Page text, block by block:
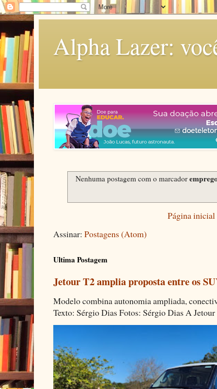
Alpha Lazer:
Nenhuma postagem com o marcador
Página inicial
Assinar: Postagens (Atom)
Ultima Postagem
Jetour T2 amplia proposta entre os
Modelo combina autonomia ampliada,
Texto: Sérgio Dias Fotos: Sérgio Dias A